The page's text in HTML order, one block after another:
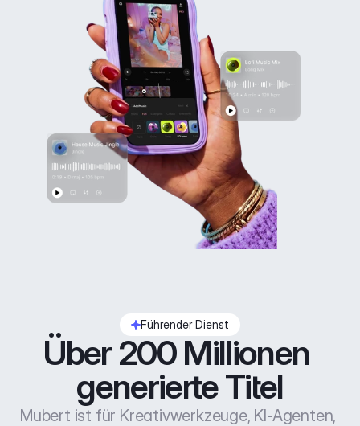
Führender Dienst
Über 200 Millionen
generierte Titel
Mubert ist für Kreativwerkzeuge, KI-Agenten,